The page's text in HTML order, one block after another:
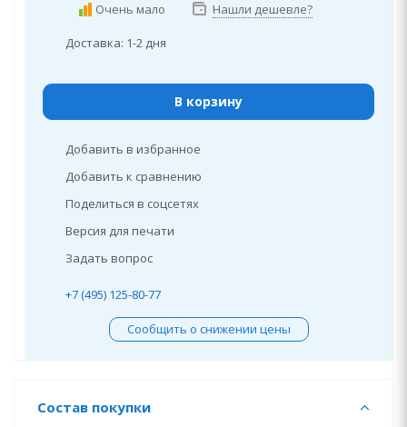
Очень мало Нашли дешевле?
Доставка: 1-2 дня
В корзину
Добавить в избранное
Добавить к сравнению
Поделиться в соцсетях
Версия для печати
Задать вопрос
+7 (495) 125-80-77
Сообщить о снижении цены
Состав покупки